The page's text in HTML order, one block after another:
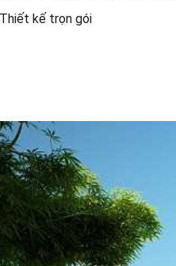
Thiết kế trọn gói